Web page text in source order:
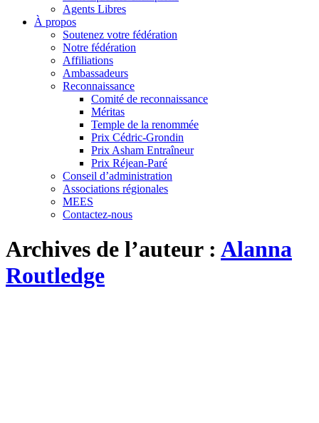
Agents Libres
À propos
Soutenez votre fédération
Notre fédération
Affiliations
Ambassadeurs
Reconnaissance
Comité de reconnaissance
Méritas
Temple de la renommée
Prix Cédric-Grondin
Prix Asham Entraîneur
Prix Réjean-Paré
Conseil d’administration
Associations régionales
MEES
Contactez-nous
Archives de l’auteur : Alanna
Routledge